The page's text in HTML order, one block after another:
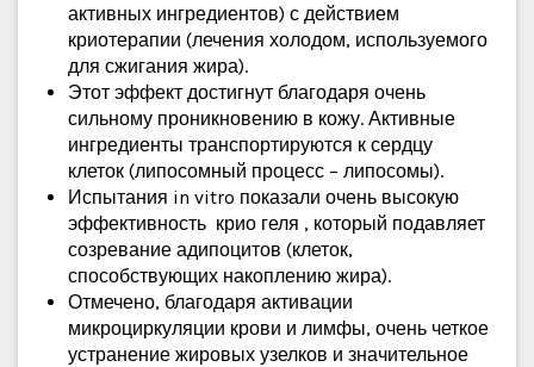
активных ингредиентов) с действием
криотерапии (лечения холодом, используемого
для сжигания жира).
Этот эффект достигнут благодаря очень
сильному проникновению в кожу. Активные
ингредиенты транспортируются к сердцу
клеток (липосомный процесс – липосомы).
Испытания in vitro показали очень высокую
эффективность крио геля , который подавляет
созревание адипоцитов (клеток,
способствующих накоплению жира).
Отмечено, благодаря активации
микроциркуляции крови и лимфы, очень четкое
устранение жировых узелков и значительное